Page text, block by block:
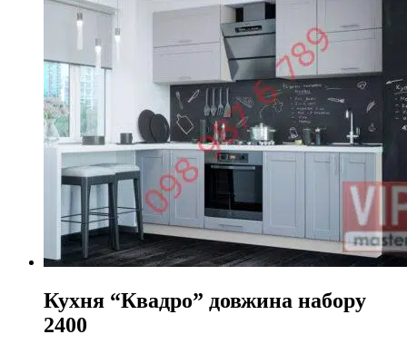
Кухня “Квадро” довжина набору
2400